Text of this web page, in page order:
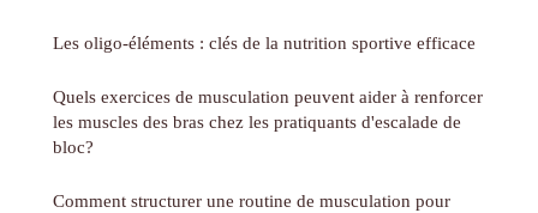
Les oligo-éléments : clés de la nutrition sportive efficace
Quels exercices de musculation peuvent aider à renforcer
les muscles des bras chez les pratiquants d'escalade de
bloc?
Comment structurer une routine de musculation pour